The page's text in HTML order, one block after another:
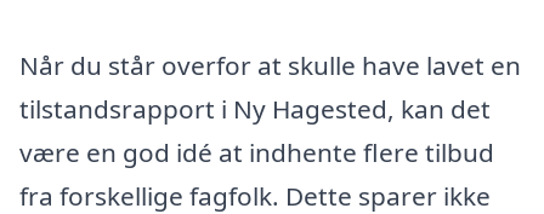
Når du står overfor at skulle have lavet en
tilstandsrapport i Ny Hagested, kan det
være en god idé at indhente flere tilbud
fra forskellige fagfolk. Dette sparer ikke